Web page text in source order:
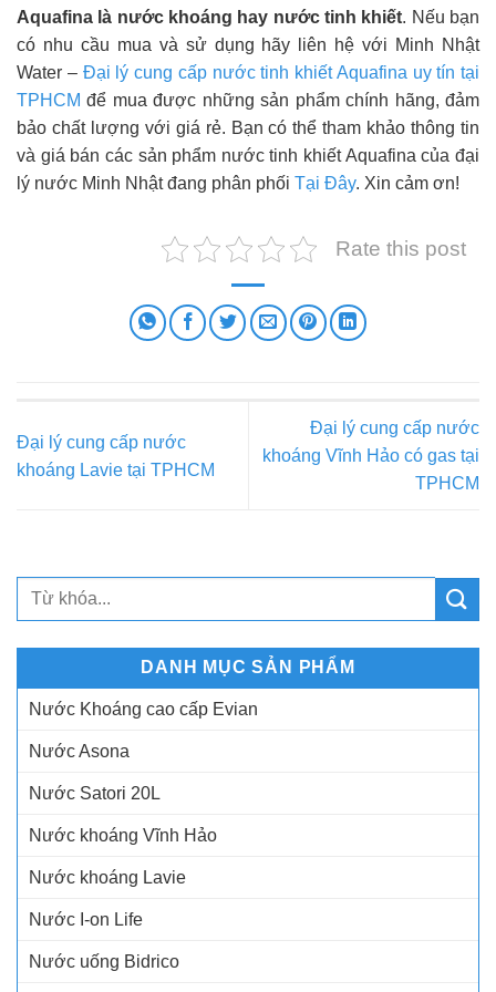
DANH MỤC SẢN PHẨM
Nước Khoáng cao cấp Evian
Nước Asona
Nước Satori 20L
Nước khoáng Vĩnh Hảo
Nước khoáng Lavie
Nước I-on Life
Nước uống Bidrico
Aquafina là nước khoáng hay nước tinh khiết. Nếu bạn
có nhu cầu mua và sử dụng hãy liên hệ với Minh Nhật
Water – Đại lý cung cấp nước tinh khiết Aquafina uy tín tại
TPHCM để mua được những sản phẩm chính hãng, đảm
bảo chất lượng với giá rẻ. Bạn có thể tham khảo thông tin
và giá bán các sản phẩm nước tinh khiết Aquafina của đại
lý nước Minh Nhật đang phân phối Tại Đây. Xin cảm ơn!
Rate this post
Đại lý cung cấp nước
khoáng Lavie tại TPHCM
Đại lý cung cấp nước
khoáng Vĩnh Hảo có gas tại
TPHCM